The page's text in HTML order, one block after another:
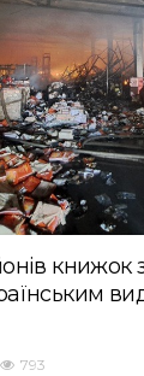
книжок
793